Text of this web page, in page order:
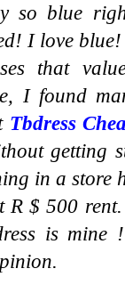
so blue
I love
that
I found
Tbdress
getting
in a store
R $ 500
is mine